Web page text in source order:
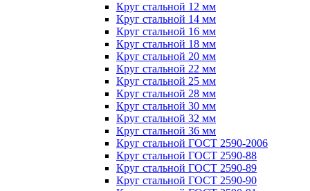
Круг стальной 12 мм
Круг стальной 14 мм
Круг стальной 16 мм
Круг стальной 18 мм
Круг стальной 20 мм
Круг стальной 22 мм
Круг стальной 25 мм
Круг стальной 28 мм
Круг стальной 30 мм
Круг стальной 32 мм
Круг стальной 36 мм
Круг стальной ГОСТ 2590-2006
Круг стальной ГОСТ 2590-88
Круг стальной ГОСТ 2590-89
Круг стальной ГОСТ 2590-90